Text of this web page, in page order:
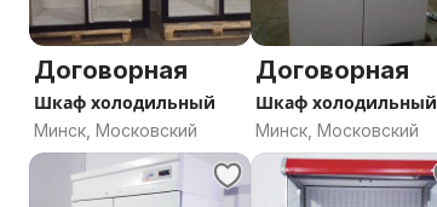
Договорная
Шкаф холодильный
Минск, Московский
Договорная
Шкаф холодильный
Минск, Московский